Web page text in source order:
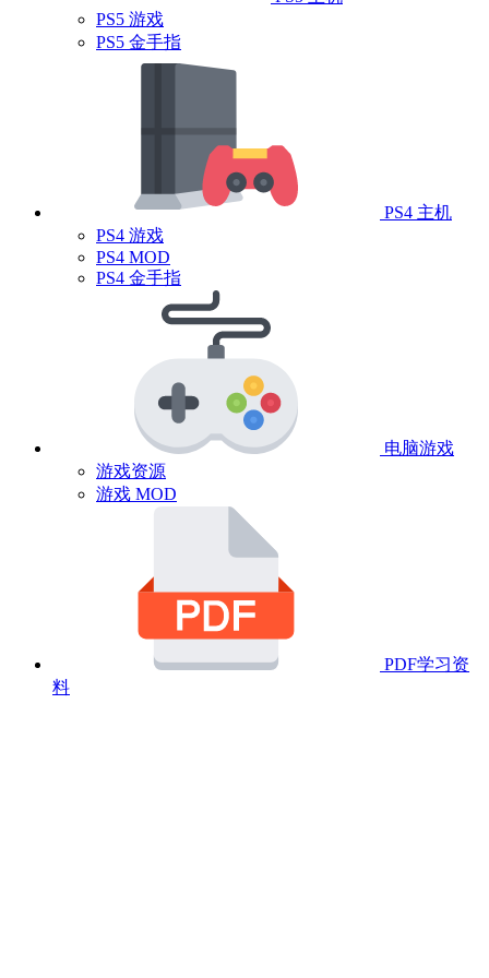
PS5 游戏
PS5 金手指
PS4 主机
PS4 游戏
PS4 MOD
PS4 金手指
电脑游戏
游戏资源
游戏 MOD
PDF学习资
料